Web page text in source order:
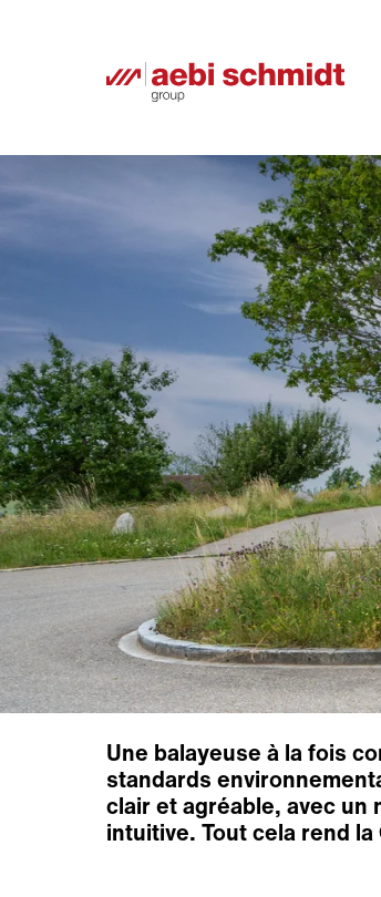
Une balayeuse à la fois
standards
clair et agréable, avec un
intuitive. Tout cela rend